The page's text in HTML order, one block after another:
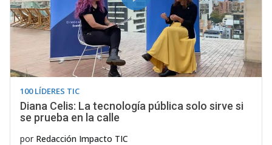
100 LÍDERES TIC
Diana Celis: La tecnología pública solo sirve si
se prueba en la calle
por Redacción Impacto TIC